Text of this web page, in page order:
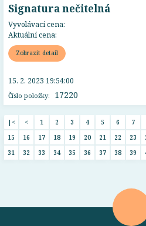
Signatura nečitelná
Vyvolávací cena:
Aktuální cena:
Zobrazit detail
Číslo položky: 17220
15. 2. 2023 19:54:00
|< < 1 2 3 4 5 6 7
15
16 17 18 19 20 21 22 23
31
32 33 34 35 36 37 38 39